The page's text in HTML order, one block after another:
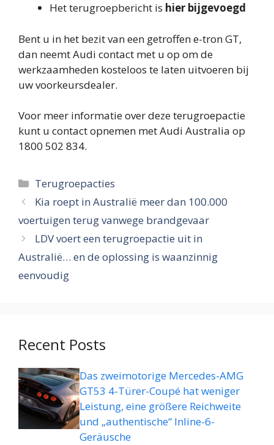
Het terugroepbericht is hier bijgevoegd
Bent u in het bezit van een getroffen e-tron GT,
dan neemt Audi contact met u op om de
werkzaamheden kosteloos te laten uitvoeren bij
uw voorkeursdealer.
Voor meer informatie over deze terugroepactie
kunt u contact opnemen met Audi Australia op
1800 502 834.
Categorieën
Terugroepacties
Kia roept in Australië meer dan 100.000
voertuigen terug vanwege brandgevaar
LDV voert een terugroepactie uit in
Australië… en de oplossing is waanzinnig
eenvoudig
Recent Posts
Das zweimotorige Mercedes-AMG
GT53 4-Türer-Coupé hat weniger
Leistung, eine größere Reichweite
und „authentische“ Inline-6-
Geräusche